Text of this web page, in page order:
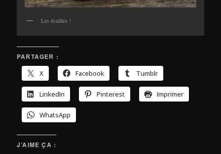
Les écailles !
PARTAGER :
X
Facebook Tumblr
LinkedIn Pinterest Imprimer
WhatsApp
J’AIME ÇA :